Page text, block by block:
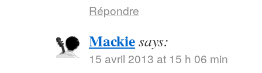
Répondre
Mackiesays:
15 avril 2013 at 15 h 06 min